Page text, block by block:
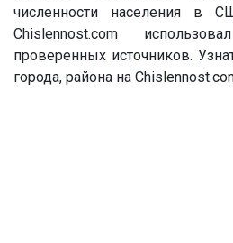
численности населения в
Chislennost.com
проверенных источников.
города, района на